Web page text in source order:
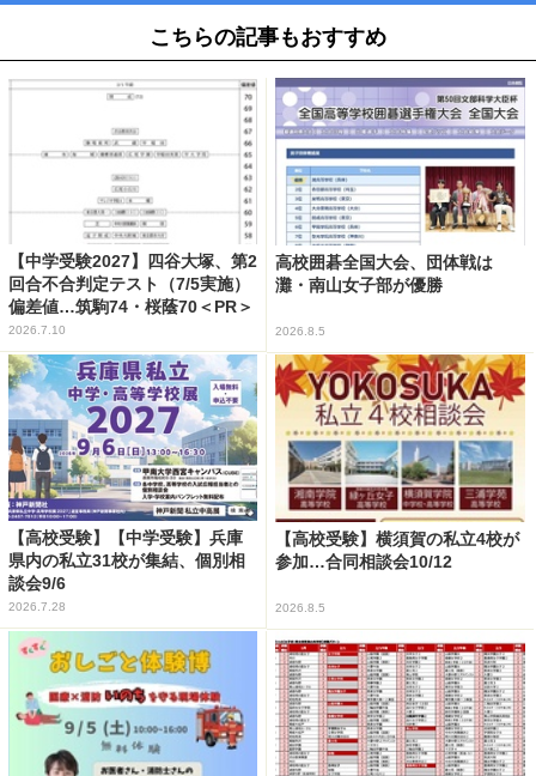
こちらの記事もおすすめ
【中学受験2027】四谷大塚、第2
回合不合判定テスト（7/5実施）
偏差値…筑駒74・桜蔭70＜PR＞
2026.7.10
高校囲碁全国大会、団体戦は
灘・南山女子部が優勝
2026.8.5
【高校受験】【中学受験】兵庫
県内の私立31校が集結、個別相
談会9/6
2026.7.28
【高校受験】横須賀の私立4校が
参加…合同相談会10/12
2026.8.5